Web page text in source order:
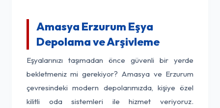
Amasya Erzurum Eşya
Depolama ve Arşivleme
Eşyalarınızı taşımadan önce güvenli bir yerde
bekletmeniz mi gerekiyor? Amasya ve Erzurum
çevresindeki modern depolarımızda, kişiye özel
kilitli oda sistemleri ile hizmet veriyoruz.